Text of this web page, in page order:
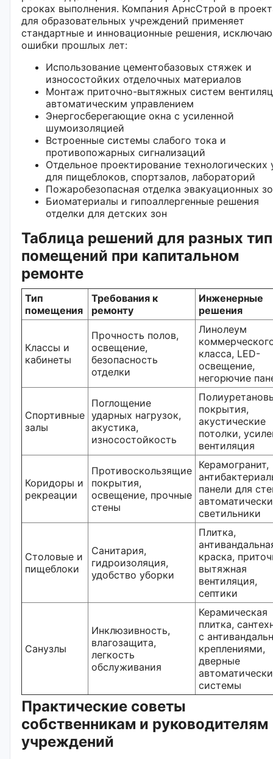
сроках выполнения. Компания АрнсСтрой в
для образовательных учреждений применяет
стандартные и инновационные решения,
ошибки прошлых лет:
Использование цементобазовых стяжек и
износостойких отделочных материалов
Монтаж приточно-вытяжных систем
автоматическим управлением
Энергосберегающие окна с усиленной
шумоизоляцией
Встроенные системы слабого тока и
противопожарных сигнализаций
Отдельное проектирование технологических
для пищеблоков, спортзалов, лабораторий
Пожаробезопасная отделка эвакуационных
Биоматериалы и гипоаллергенные решения
отделки для детских зон
Таблица решений для разных
помещений при капитальном
ремонте
Тип
помещения
Требования к
ремонту
Инженерные
решения
Классы и
кабинеты
Прочность полов,
освещение,
безопасность
отделки
Линолеум
класса, LED-
освещение,
негорючие
Спортивные
залы
Поглощение
ударных нагрузок,
акустика,
износостойкость
покрытия,
акустические
потолки,
вентиляция
Коридоры и
рекреации
Противоскользящие
покрытия,
освещение, прочные
стены
Керамогранит,
панели для
светильники
Столовые и
пищеблоки
Санитария,
гидроизоляция,
удобство уборки
Плитка,
краска,
вытяжная
вентиляция,
септики
Санузлы
Инклюзивность,
влагозащита,
легкость
обслуживания
Керамическая
плитка,
с
креплениями,
дверные
системы
Практические советы
собственникам и руководителям
учреждений